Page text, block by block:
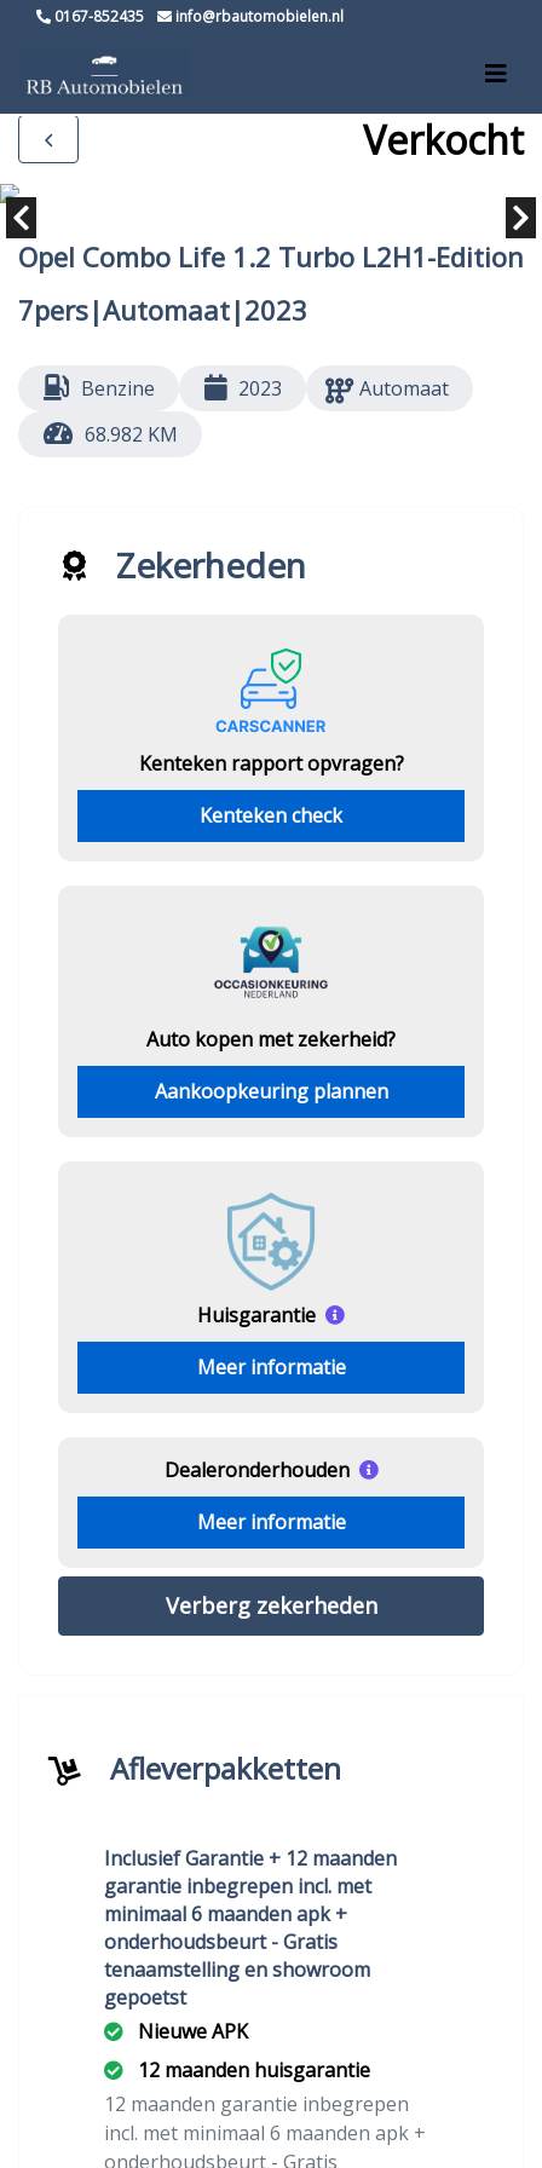
0167-852435 info@rbautomobielen.nl
Verkocht
Opel Combo Life 1.2 Turbo L2H1-Edition
7pers|Automaat|2023
Benzine 2023
Automaat
68.982 KM
Zekerheden
Kenteken rapport opvragen?
Kenteken check
Auto kopen met zekerheid?
Aankoopkeuring plannen
Huisgarantie
Meer informatie
Dealeronderhouden
Meer informatie
Verberg zekerheden
Afleverpakketten
Inclusief Garantie + 12 maanden
garantie inbegrepen incl. met
minimaal 6 maanden apk +
onderhoudsbeurt - Gratis
tenaamstelling en showroom
gepoetst
Nieuwe APK
12 maanden huisgarantie
12 maanden garantie inbegrepen
incl. met minimaal 6 maanden apk +
onderhoudsbeurt - Gratis